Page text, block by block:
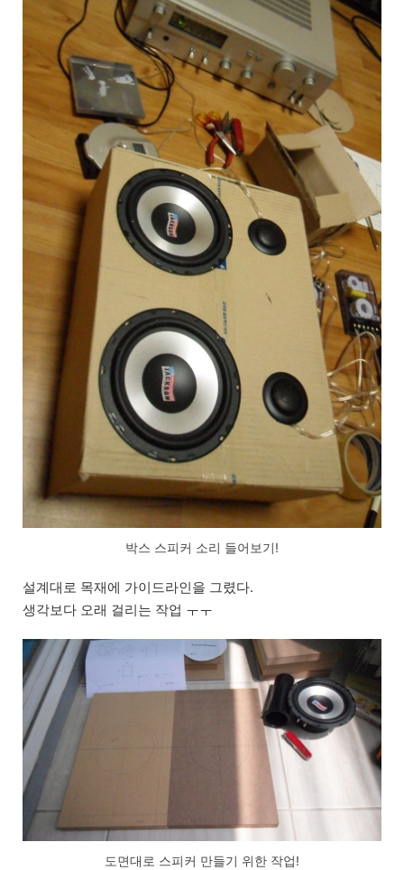
박스 스피커 소리 들어보기!
설계대로 목재에 가이드라인을 그렸다.
생각보다 오래 걸리는 작업 ㅜㅜ
도면대로 스피커 만들기 위한 작업!